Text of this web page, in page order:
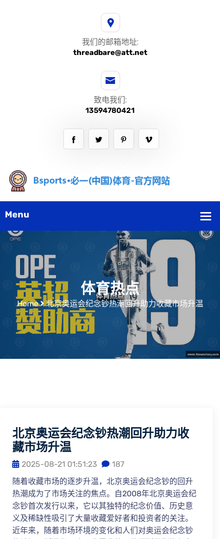
我们的邮箱地址:
threadbare@att.net
致电我们:
13594780421
体育热点
Home 北京奥运会纪念钞热潮回升助力收藏市场升温
北京奥运会纪念钞热潮回升助力收
藏市场升温
2025-08-21 01:51:23
187
随着收藏市场的逐步升温，北京奥运会纪念钞的回升
热潮成为了市场关注的焦点。自2008年北京奥运会纪
念钞首次发行以来，它以其独特的纪念价值、历史意
义及稀缺性吸引了大量收藏爱好者和投资者的关注。
近年来，随着市场环境的变化和人们对奥运会纪念钞